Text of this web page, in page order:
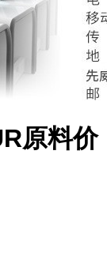
原料价